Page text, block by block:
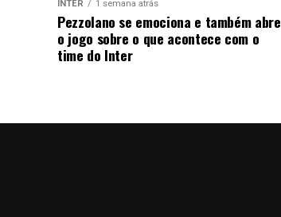
INTER 1 semana atrás
Pezzolano se emociona e também abre
o jogo sobre o que acontece com o
time do Inter